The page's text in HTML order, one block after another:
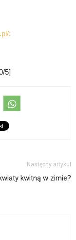
:
5]
Następny artykuł
kwitną w zimie?